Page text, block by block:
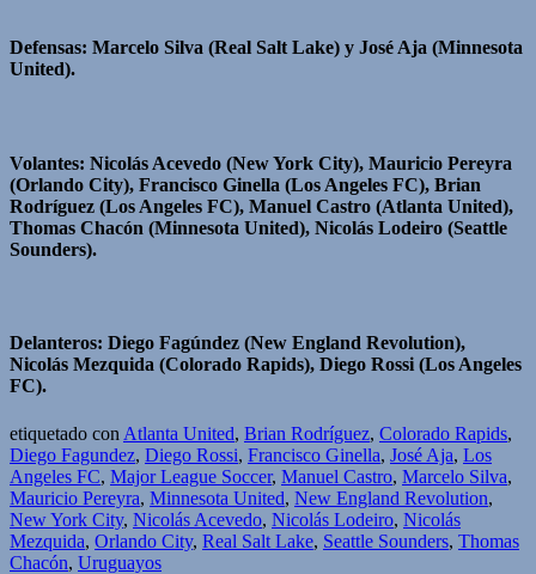
Defensas: Marcelo Silva (Real Salt Lake) y José Aja (Minnesota
United).
Volantes: Nicolás Acevedo (New York City), Mauricio Pereyra
(Orlando City), Francisco Ginella (Los Angeles FC), Brian
Rodríguez (Los Angeles FC), Manuel Castro (Atlanta United),
Thomas Chacón (Minnesota United), Nicolás Lodeiro (Seattle
Sounders).
Delanteros: Diego Fagúndez (New England Revolution),
Nicolás Mezquida (Colorado Rapids), Diego Rossi (Los Angeles
FC).
etiquetado con Atlanta United, Brian Rodríguez, Colorado Rapids,
Diego Fagundez, Diego Rossi, Francisco Ginella, José Aja, Los
Angeles FC, Major League Soccer, Manuel Castro, Marcelo Silva,
Mauricio Pereyra, Minnesota United, New England Revolution,
New York City, Nicolás Acevedo, Nicolás Lodeiro, Nicolás
Mezquida, Orlando City, Real Salt Lake, Seattle Sounders, Thomas
Chacón, Uruguayos